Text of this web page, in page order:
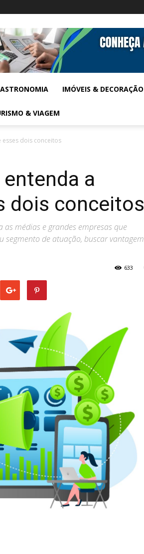
IMÓVEIS & DECORAÇÃO
& VIAGEM
esses dois conceitos
a
dois conceitos
as médias e grandes empresas que
de atuação, buscar vantagem
633